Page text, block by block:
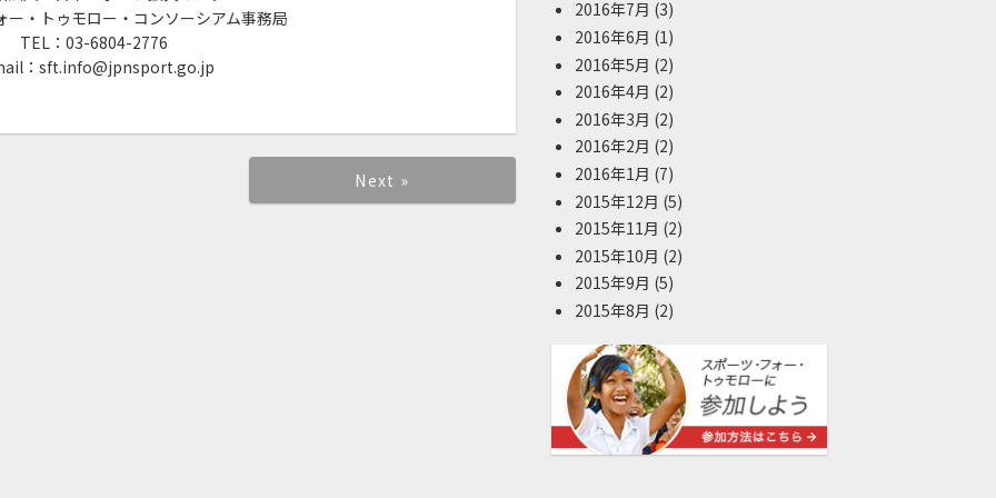
ー・トゥモロー・コンソーシアム事務局
TEL：03-6804-2776
：sft.info@jpnsport.go.jp
Next »
2016年7月 (3)
2016年6月 (1)
2016年5月 (2)
2016年4月 (2)
2016年3月 (2)
2016年2月 (2)
2016年1月 (7)
2015年12月 (5)
2015年11月 (2)
2015年10月 (2)
2015年9月 (5)
2015年8月 (2)